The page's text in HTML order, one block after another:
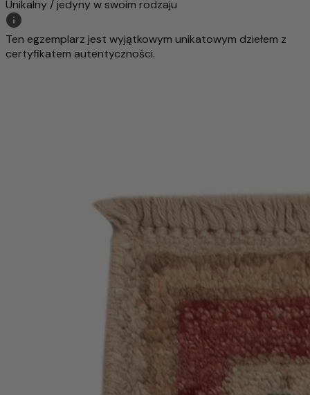
Unikalny / jedyny w swoim rodzaju
Ten egzemplarz jest wyjątkowym unikatowym dziełem z
certyfikatem autentyczności.